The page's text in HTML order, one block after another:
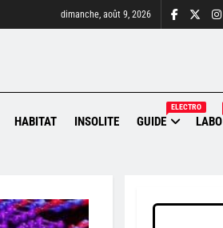
dimanche, août 9, 2026
HABITAT INSOLITE GUIDE
ELECTRO
LABO